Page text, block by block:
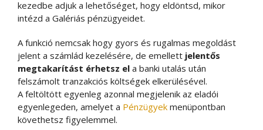
kezedbe adjuk a lehetőséget, hogy eldöntsd, mikor
intézd a Galériás pénzügyeidet.
A funkció nemcsak hogy gyors és rugalmas megoldást
jelent a számlád kezelésére, de emellett jelentős
megtakarítást érhetsz el a banki utalás után
felszámolt tranzakciós költségek elkerülésével.
A feltöltött egyenleg azonnal megjelenik az eladói
egyenlegeden, amelyet a Pénzügyek menüpontban
követhetsz figyelemmel.